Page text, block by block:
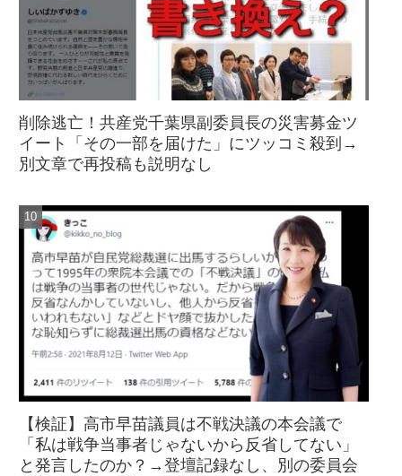
削除逃亡！共産党千葉県副委員長の災害募金ツ
イート「その一部を届けた」にツッコミ殺到→
別文章で再投稿も説明なし
【検証】高市早苗議員は不戦決議の本会議で
「私は戦争当事者じゃないから反省してない」
と発言したのか？→登壇記録なし、別の委員会